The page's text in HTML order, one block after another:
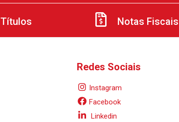
Títulos Notas Fiscais
Redes Sociais
Instagram
Facebook
Linkedin